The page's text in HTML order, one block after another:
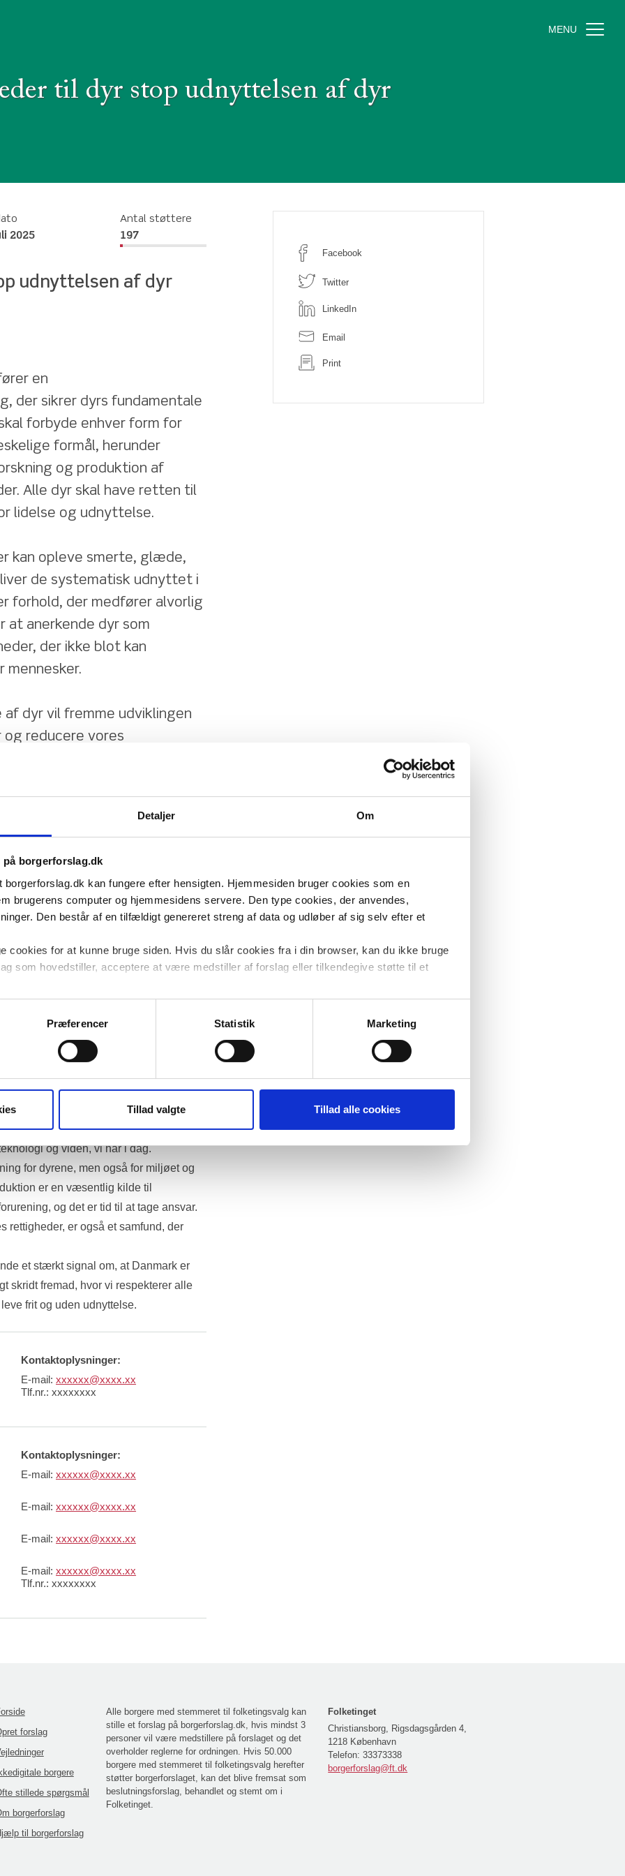
Detaljer Om
borgerforslag.dk
kan fungere efter hensigten. Hjemmesiden bruger cookies som en
brugerens computer og hjemmesidens servere. Den type cookies, der anvendes,
Den består af en tilfældigt genereret streng af data og udløber af sig selv efter et
cookies for at kunne bruge siden. Hvis du slår cookies fra i din browser, kan du ikke bruge
som hovedstiller, acceptere at være medstiller af forslag eller tilkendegive støtte til et
til at undersøge, hvordan hjemmesiden bliver anvendt for at forbedre
er anonymiserede og kan ikke henføres til navngivne brugere
Præferencer Statistik Marketing
Tillad valgte Tillad alle cookies
MENU
til dyr stop udnyttelsen af dyr
2025
Antal støttere
197
udnyttelsen af dyr
en
der sikrer dyrs fundamentale
forbyde enhver form for
formål, herunder
og produktion af
Alle dyr skal have retten til
lidelse og udnyttelse.
kan opleve smerte, glæde,
de systematisk udnyttet i
forhold, der medfører alvorlig
at anerkende dyr som
der ikke blot kan
mennesker.
dyr vil fremme udviklingen
reducere vores
kræver dyremishandling.
signal om, at vi som
overfor alle levende
vil Danmark kunne tage
som et land, der værner om
den systematiske udnyttelse af dyr i
der kan opleve smerte og glæde, og
at deres grundlæggende
millioner af dyr udsat for lidelse i
forskning og pelsproduktion.
hvor dyr ikke længere betragtes
med værdi i sig selv.
formål kan vi skabe et mere
vil også bidrage til udviklingen af
landbrug og modeindustrien,
og viden, vi har i dag.
for dyrene, men også for miljøet og
er en væsentlig kilde til
og det er tid til at tage ansvar.
rettigheder, er også et samfund, der
et stærkt signal om, at Danmark er
skridt fremad, hvor vi respekterer alle
frit og uden udnyttelse.
Kontaktoplysninger:
E-mail: xxxxxx@xxxx.xx
Tlf.nr.:xxxxxxxx
Kontaktoplysninger:
E-mail: xxxxxx@xxxx.xx
E-mail: xxxxxx@xxxx.xx
E-mail: xxxxxx@xxxx.xx
E-mail: xxxxxx@xxxx.xx
Tlf.nr.: xxxxxxxx
Facebook
Twitter
LinkedIn
Email
Print
forslag
Ikkedigitale borgere
stillede spørgsmål
borgerforslag
til borgerforslag
Alle borgere med stemmeret til folketingsvalg kan
stille et forslag på borgerforslag.dk, hvis mindst 3
personer vil være medstillere på forslaget og det
overholder reglerne for ordningen. Hvis 50.000
borgere med stemmeret til folketingsvalg herefter
støtter borgerforslaget, kan det blive fremsat som
beslutningsforslag, behandlet og stemt om i
Folketinget.
Folketinget
Christiansborg, Rigsdagsgården 4,
1218 København
Telefon:33373338
borgerforslag@ft.dk